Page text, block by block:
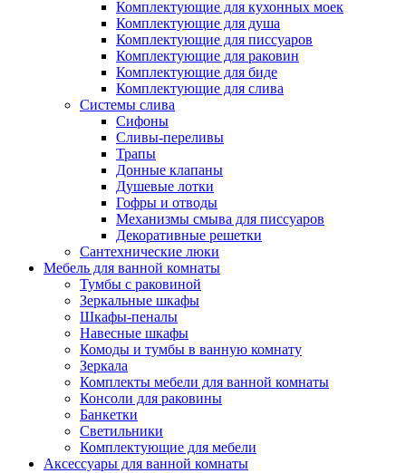
Комплектующие для кухонных моек
Комплектующие для душа
Комплектующие для писсуаров
Комплектующие для раковин
Комплектующие для биде
Комплектующие для слива
Системы слива
Сифоны
Сливы-переливы
Трапы
Донные клапаны
Душевые лотки
Гофры и отводы
Механизмы смыва для писсуаров
Декоративные решетки
Сантехнические люки
Мебель для ванной комнаты
Тумбы с раковиной
Зеркальные шкафы
Шкафы-пеналы
Навесные шкафы
Комоды и тумбы в ванную комнату
Зеркала
Комплекты мебели для ванной комнаты
Консоли для раковины
Банкетки
Светильники
Комплектующие для мебели
Аксессуары для ванной комнаты